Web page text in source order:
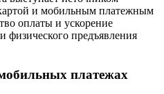
и мобильным платежным
оплаты и ускорение
физического предъявления
платежах